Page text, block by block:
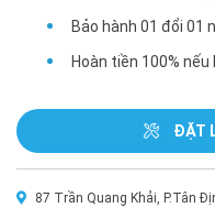
Bảo hành 01 đổi 01
Hoàn tiền 100% nếu
ĐẶT
87 Trần Quang Khải, P.Tân